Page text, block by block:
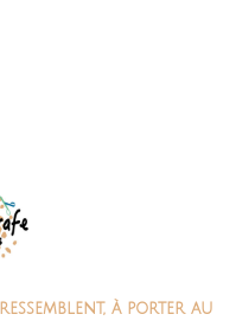
à porter au